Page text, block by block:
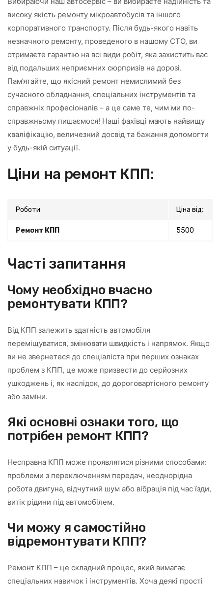
високу якість ремонту мікроавтобусів та іншого
корпоративного транспорту. Після будь-якого навіть
незначного ремонту, проведеного в нашому СТО, ви
отримаєте гарантію на всі види робіт, яка захистить вас
від подальших неприємних сюрпризів на дорозі.
Пам’ятайте, що якісний ремонт немислимий без
сучасного обладнання, спеціальних інструментів та
справжніх професіоналів – а це саме те, чим ми по-
справжньому пишаємося! Наші фахівці мають найвищу
кваліфікацію, величезний досвід та бажання допомогти
у будь-якій ситуації.
Ціни на ремонт КПП:
Роботи Ціна від:
Ремонт КПП 5500
Часті запитання
Чому необхідно вчасно
ремонтувати КПП?
Від КПП залежить здатність автомобіля
переміщуватися, змінювати швидкість і напрямок. Якщо
ви не звернетеся до спеціаліста при перших ознаках
проблем з КПП, це може призвести до серйозних
ушкоджень і, як наслідок, до дороговартісного ремонту
або заміни.
Які основні ознаки того, що
потрібен ремонт КПП?
Несправна КПП може проявлятися різними способами:
проблеми з переключенням передач, неоднорідна
робота двигуна, відчутний шум або вібрація під час їзди,
витік рідини під автомобілем.
Чи можу я самостійно
відремонтувати КПП?
Ремонт КПП – це складний процес, який вимагає
спеціальних навичок і інструментів. Хоча деякі прості